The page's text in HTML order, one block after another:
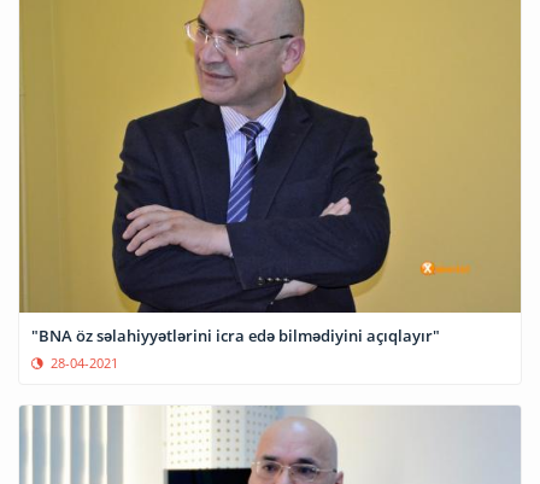
"BNA öz səlahiyyətlərini icra edə bilmədiyini açıqlayır"
28-04-2021